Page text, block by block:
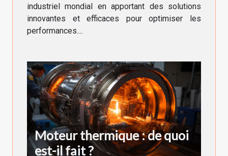
industriel mondial en apportant des solutions
innovantes et efficaces pour optimiser les
performances....
Moteur thermique : de quoi
est-il fait ?